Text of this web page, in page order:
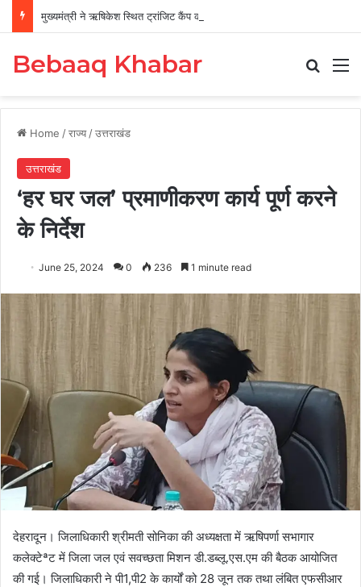
मुख्यमंत्री ने ऋषिकेश स्थित ट्रांजिट कैंप का किया औचक निरीक्षण
Bebaaq Khabar
Home /राज्य /उत्तराखंड
उत्तराखंड
‘हर घर जल’ प्रमाणीकरण कार्य पूर्ण करने
के निर्देश
June 25, 2024 0 236 1 minute read
देहरादून। जिलाधिकारी श्रीमती सोनिका की अध्यक्षता में ऋषिपर्णा सभागार
कलेक्टेªट में जिला जल एवं सवच्छता मिशन डी.डब्लू.एस.एम की बैठक आयोजित
की गई। जिलाधिकारी ने पी1,पी2 के कार्यों को 28 जून तक तथा लंबित एफसीआर